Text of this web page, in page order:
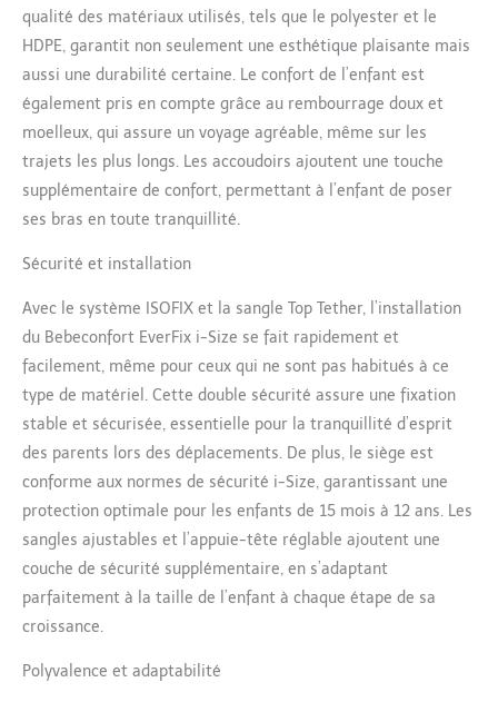
protection maximale à
votre enfant TRAJETS
CONFORTABLES - grâce à
sa conception ouverte et
spacieuse avec 4
positions d'inclinaison, le
maintien et le confort de
votre enfant seront
assurés à chaque trajet
FACILE À UTILISER -
pouvez facilement
transformer le siège à
harnais en siège
rehausseur pour les
avec un rangement sûr
des harnais
qualité des matériaux utilisés, tels que le polyester et le
HDPE, garantit non seulement une esthétique plaisante mais
aussi une durabilité certaine. Le confort de l’enfant est
également pris en compte grâce au rembourrage doux et
moelleux, qui assure un voyage agréable, même sur les
trajets les plus longs. Les accoudoirs ajoutent une touche
supplémentaire de confort, permettant à l’enfant de poser
ses bras en toute tranquillité.
Sécurité et installation
Avec le système ISOFIX et la sangle Top Tether, l’installation
du Bebeconfort EverFix i-Size se fait rapidement et
facilement, même pour ceux qui ne sont pas habitués à ce
type de matériel. Cette double sécurité assure une fixation
stable et sécurisée, essentielle pour la tranquillité d’esprit
des parents lors des déplacements. De plus, le siège est
conforme aux normes de sécurité i-Size, garantissant une
protection optimale pour les enfants de 15 mois à 12 ans. Les
sangles ajustables et l’appuie-tête réglable ajoutent une
couche de sécurité supplémentaire, en s’adaptant
parfaitement à la taille de l’enfant à chaque étape de sa
croissance.
Polyvalence et adaptabilité